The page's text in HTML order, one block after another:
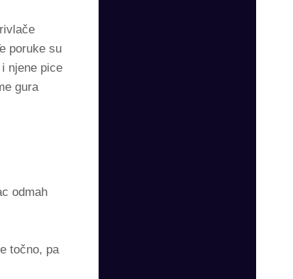
poruke su
njene pice
gura
odmah
točno, pa